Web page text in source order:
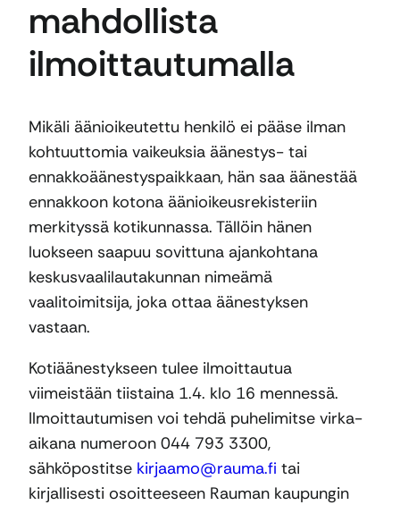
mahdollista
ilmoittautumalla
Mikäli äänioikeutettu henkilö ei pääse ilman
kohtuuttomia vaikeuksia äänestys- tai
ennakkoäänestyspaikkaan, hän saa äänestää
ennakkoon kotona äänioikeusrekisteriin
merkityssä kotikunnassa. Tällöin hänen
luokseen saapuu sovittuna ajankohtana
keskusvaalilautakunnan nimeämä
vaalitoimitsija, joka ottaa äänestyksen
vastaan.
Kotiäänestykseen tulee ilmoittautua
viimeistään tiistaina 1.4. klo 16 mennessä.
Ilmoittautumisen voi tehdä puhelimitse virka-
aikana numeroon 044 793 3300,
sähköpostitse kirjaamo@rauma.fi tai
kirjallisesti osoitteeseen Rauman kaupungin